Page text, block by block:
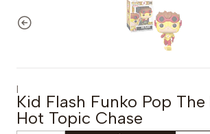
|
Kid Flash Funko Pop
Hot Topic Chase